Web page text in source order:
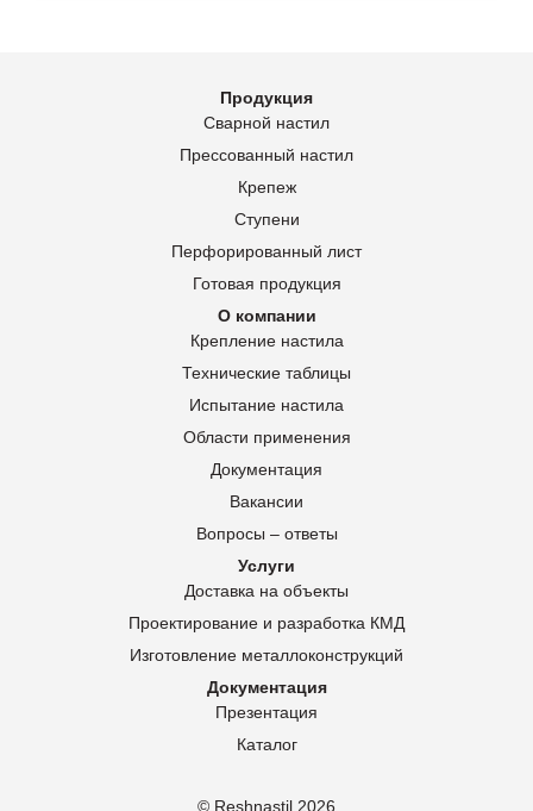
© Reshnastil 2026
Продукция
Сварной настил
Прессованный настил
Крепеж
Ступени
Перфорированный лист
Готовая продукция
О компании
Крепление настила
Технические таблицы
Испытание настила
Области применения
Документация
Вакансии
Вопросы – ответы
Услуги
Доставка на объекты
Проектирование и разработка КМД
Изготовление металлоконструкций
Документация
Презентация
Каталог